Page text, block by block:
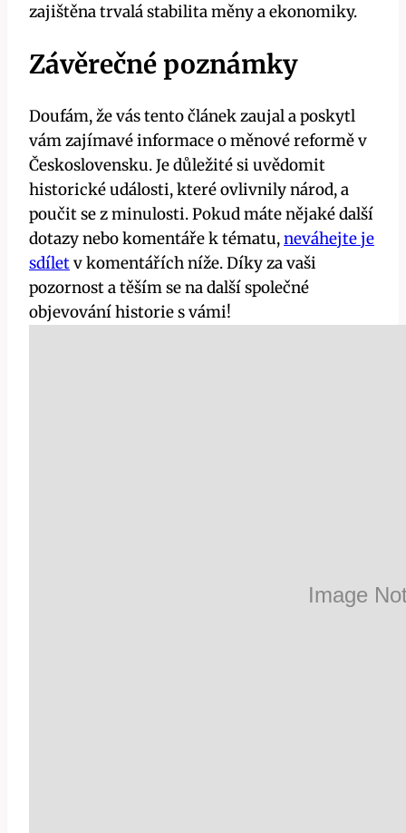
zajištěna trvalá stabilita měny a ekonomiky.
Závěrečné poznámky
Doufám, že vás tento článek zaujal a poskytl
vám zajímavé informace o měnové reformě v
Československu. Je důležité si uvědomit
historické události, které ovlivnily národ, a
poučit se z minulosti. Pokud máte nějaké další
dotazy nebo komentáře k tématu,neváhejte je
sdíletv komentářích níže. Díky za vaši
pozornost a těším se na další společné
objevování historie s vámi!